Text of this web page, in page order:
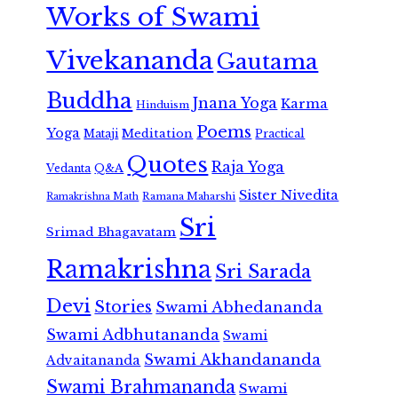
Works of Swami
VivekanandaGautama
Buddha Hinduism Jnana Yoga Karma
Yoga Mataji Meditation Poems Practical
Vedanta Q&A Quotes Raja Yoga
Ramakrishna Math Ramana Maharshi Sister Nivedita
Srimad Bhagavatam Sri
RamakrishnaSri Sarada
Devi Stories Swami Abhedananda
Swami Adbhutananda Swami
Advaitananda Swami Akhandananda
Swami Brahmananda Swami